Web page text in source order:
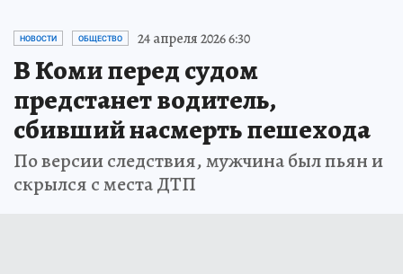
НОВОСТИ ОБЩЕСТВО 24 апреля 2026 6:30
В Коми перед судом
предстанет водитель,
сбивший насмерть пешехода
По версии следствия, мужчина был пьян и
скрылся с места ДТП